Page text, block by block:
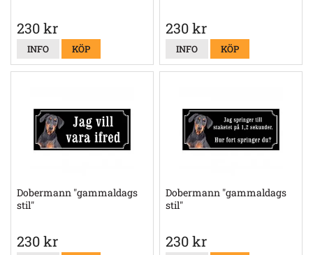
230 kr
INFO KÖP
230 kr
INFO KÖP
Dobermann "gammaldags
stil"
230 kr
Dobermann "gammaldags
stil"
230 kr